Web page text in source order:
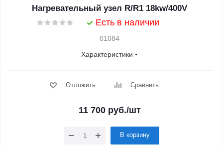
Нагревательный узел R/R1 18kw/400V
Есть в наличии
01084
Характеристики
Отложить Сравнить
11 700 руб./шт
В корзину